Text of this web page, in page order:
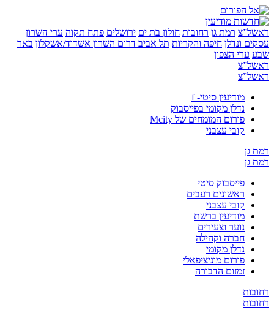
רמת גן רחובות חולון בת ים ירושלים פתח תקוה ערי השרון
ונדלן חיפה והקריות תל אביבדרום השרון אשדוד/אשקלון באר
ערי הצפון
מודיעין סיטי- f
נדלן מקומי בפייסבוק
פורום המומחים של Mcity
קובי עצבני
פייסבוק סיטי
ראשונים רעבים
קובי עצבני
מודיעין ברשת
נוער וצעירים
חברה וקהילה
נדלן מקומי
פורום מוניציפאלי
זמזום הדבורה